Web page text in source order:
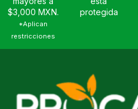
$3,000 MXN.
*Aplican
restricciones
protegida